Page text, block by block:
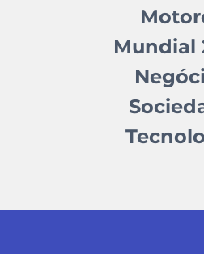
Mundial